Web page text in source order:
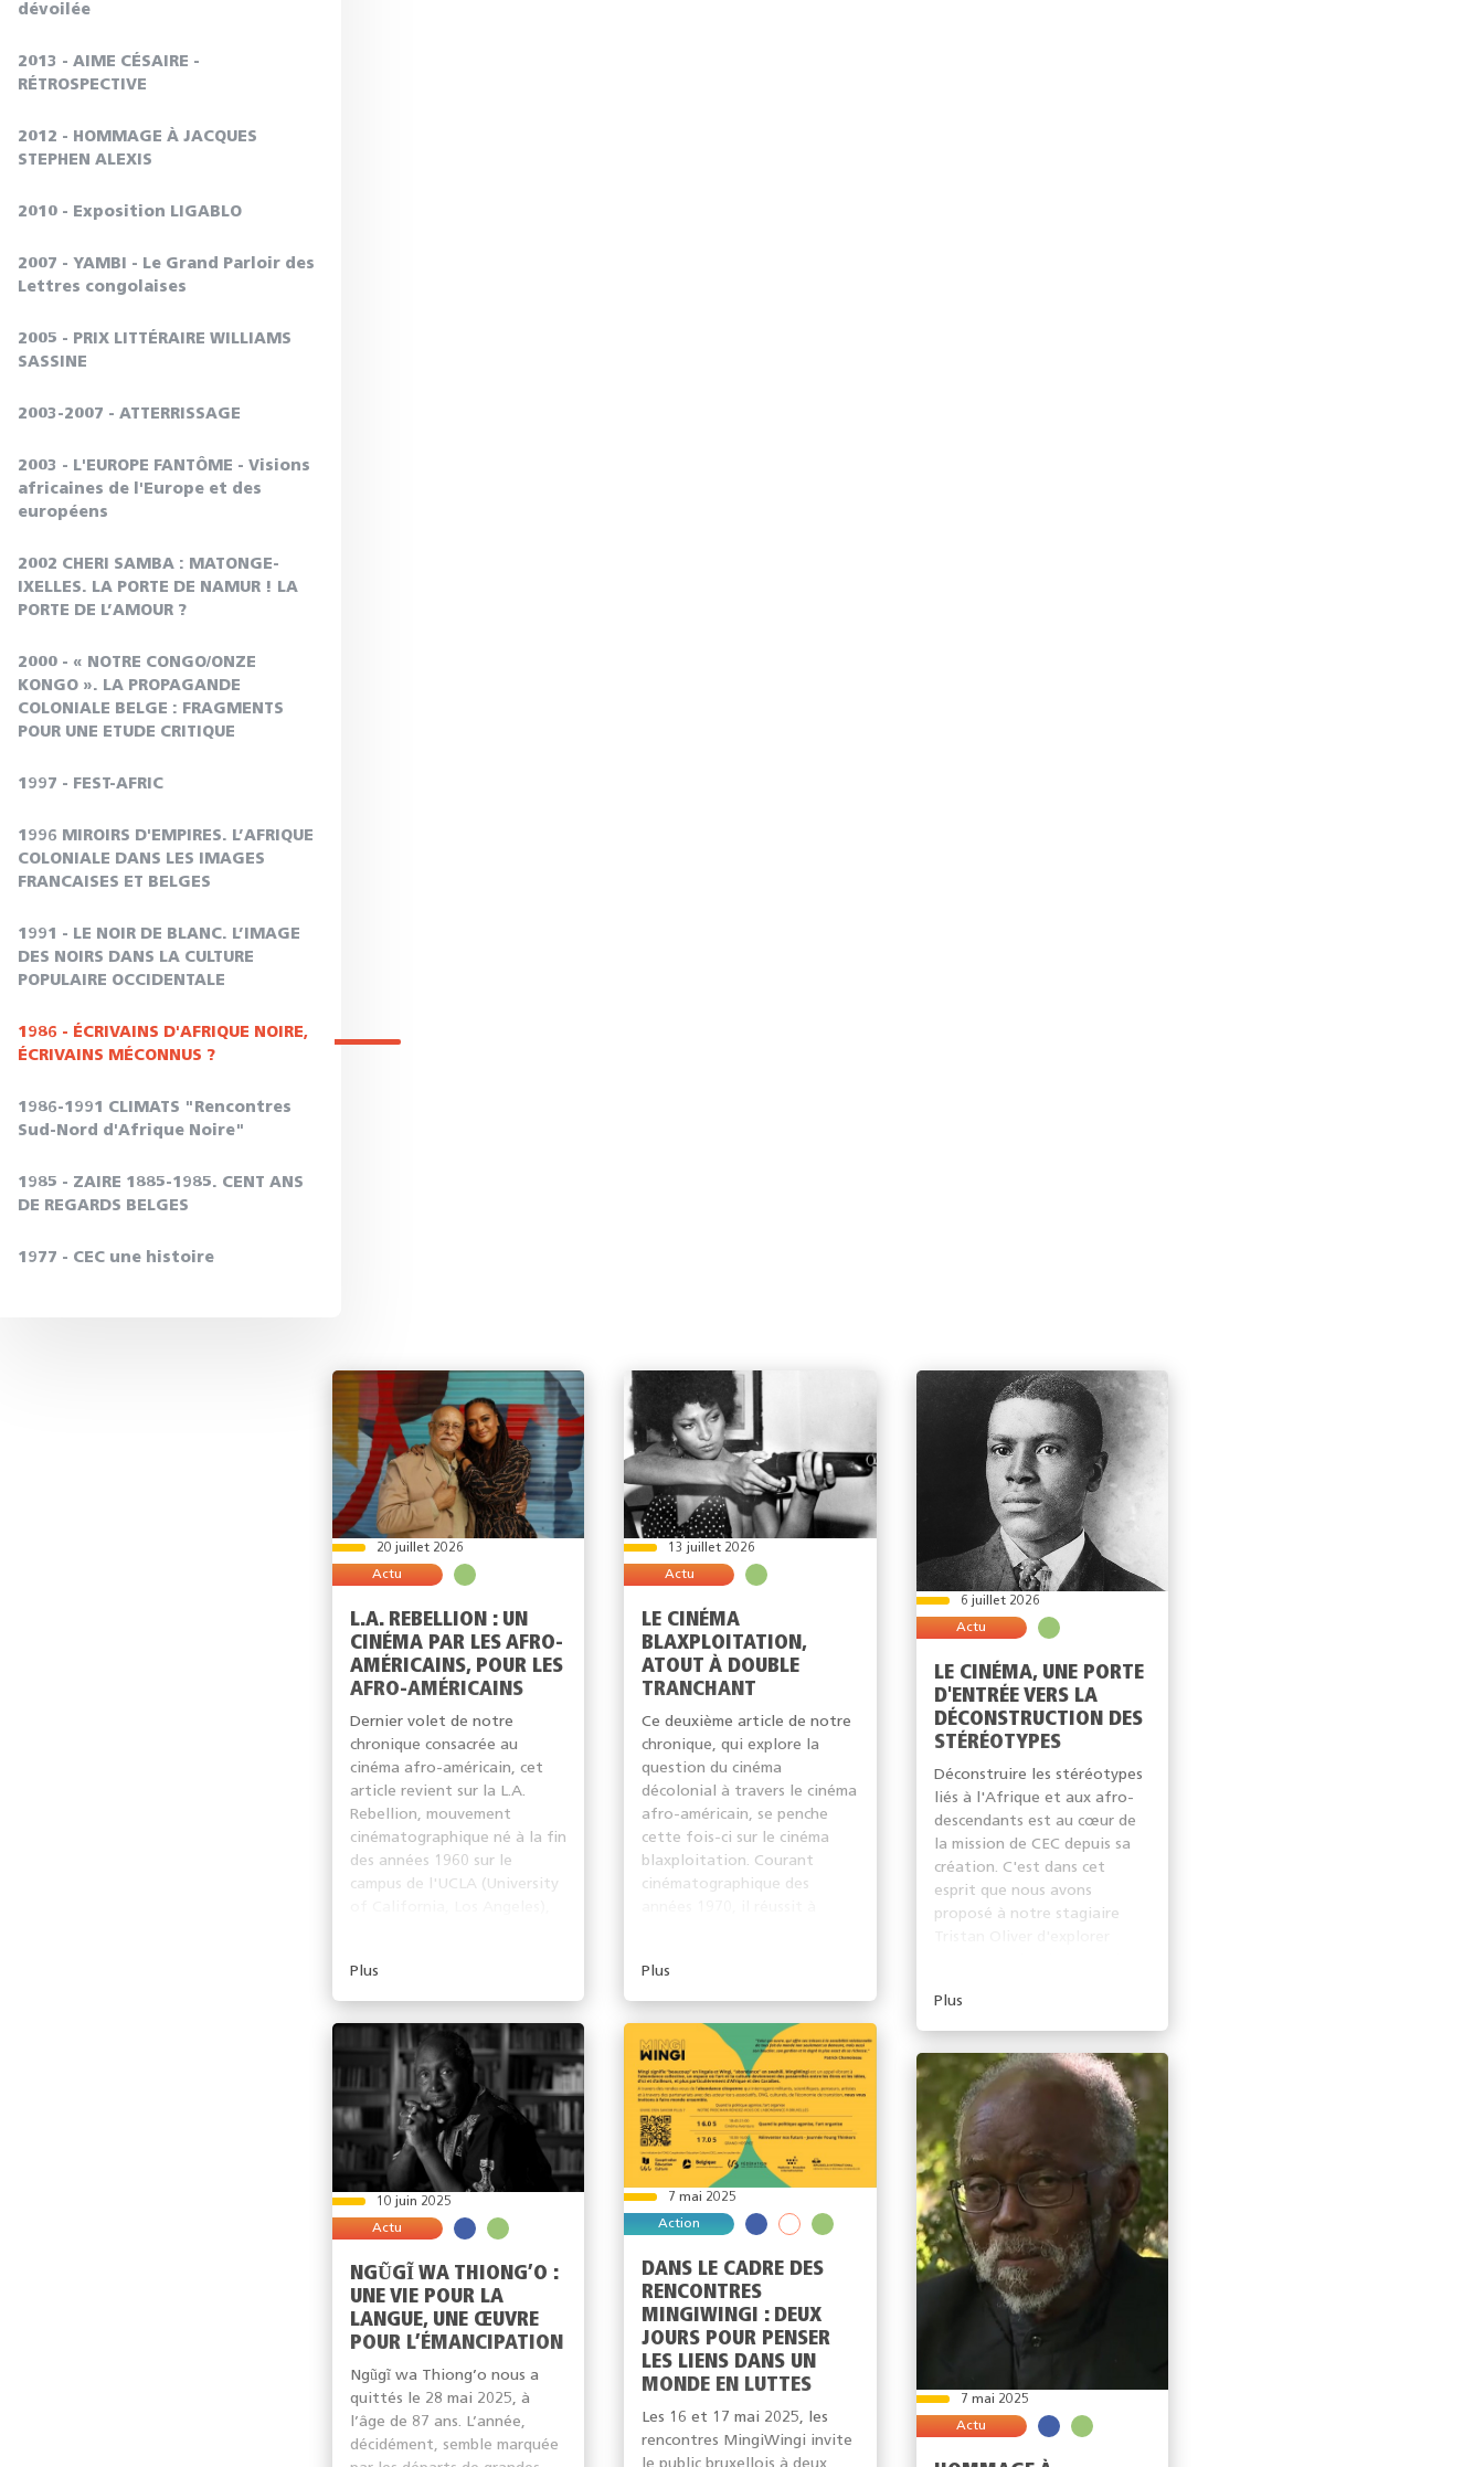
dévoilée
2013 - AIME CÉSAIRE -
RÉTROSPECTIVE
2012 - HOMMAGE À JACQUES
STEPHEN ALEXIS
2010 - Exposition LIGABLO
2007 - YAMBI - Le Grand Parloir des
Lettres congolaises
2005 - PRIX LITTÉRAIRE WILLIAMS
SASSINE
2003-2007 - ATTERRISSAGE
2003 - L'EUROPE FANTÔME - Visions
africaines de l'Europe et des
européens
2002 CHERI SAMBA : MATONGE-
IXELLES. LA PORTE DE NAMUR ! LA
PORTE DE L’AMOUR ?
2000 - « NOTRE CONGO/ONZE
KONGO ». LA PROPAGANDE
COLONIALE BELGE : FRAGMENTS
POUR UNE ETUDE CRITIQUE
1997 - FEST-AFRIC
1996 MIROIRS D'EMPIRES. L’AFRIQUE
COLONIALE DANS LES IMAGES
FRANCAISES ET BELGES
1991 - LE NOIR DE BLANC. L’IMAGE
DES NOIRS DANS LA CULTURE
POPULAIRE OCCIDENTALE
1986 - ÉCRIVAINS D'AFRIQUE NOIRE,
ÉCRIVAINS MÉCONNUS ?
1986-1991 CLIMATS "Rencontres
Sud-Nord d'Afrique Noire"
1985 - ZAIRE 1885-1985. CENT ANS
DE REGARDS BELGES
1977 - CEC une histoire
20 juillet 2026
Actu
L.A. REBELLION : UN
CINÉMA PAR LES AFRO-
AMÉRICAINS, POUR LES
AFRO-AMÉRICAINS
Dernier volet de notre
chronique consacrée au
cinéma afro-américain, cet
article revient sur la L.A.
Rebellion, mouvement
cinématographique né à la fin
des années 1960 sur le
campus de l'UCLA (University
Plus
13 juillet 2026
Actu
LE CINÉMA
BLAXPLOITATION,
ATOUT À DOUBLE
TRANCHANT
Ce deuxième article de notre
chronique, qui explore la
question du cinéma
décolonial à travers le cinéma
afro-américain, se penche
cette fois-ci sur le cinéma
blaxploitation. Courant
cinématographique des
Plus
6 juillet 2026
Actu
LE CINÉMA, UNE PORTE
D'ENTRÉE VERS LA
DÉCONSTRUCTION DES
STÉRÉOTYPES
Déconstruire les stéréotypes
liés à l'Afrique et aux afro-
descendants est au cœur de
la mission de CEC depuis sa
création. C'est dans cet
esprit que nous avons
proposé à notre stagiaire
Plus
10 juin 2025
Actu
NGŨGĨ WA THIONG’O :
UNE VIE POUR LA
LANGUE, UNE ŒUVRE
POUR L’ÉMANCIPATION
Ngũgĩ wa Thiong’o nous a
quittés le 28 mai 2025, à
l’âge de 87 ans. L’année,
décidément, semble marquée
7 mai 2025
Action
DANS LE CADRE DES
RENCONTRES
MINGIWINGI : DEUX
JOURS POUR PENSER
LES LIENS DANS UN
MONDE EN LUTTES
Les 16 et 17 mai 2025, les
rencontres MingiWingi invite
7 mai 2025
Actu